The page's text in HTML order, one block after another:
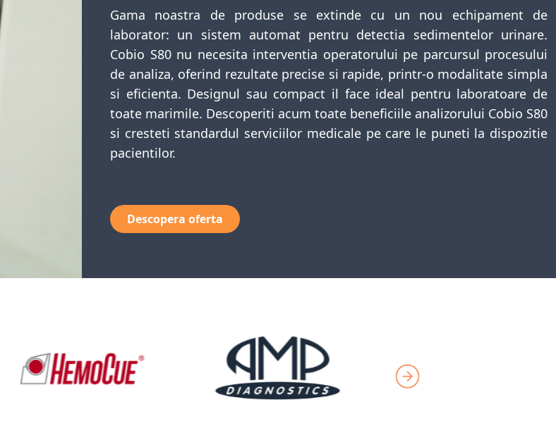
Gama noastra de produse se extinde cu un nou echipament de
laborator: un sistem automat pentru detectia sedimentelor urinare.
Cobio S80 nu necesita interventia operatorului pe parcursul procesului
de analiza, oferind rezultate precise si rapide, printr-o modalitate simpla
si eficienta. Designul sau compact il face ideal pentru laboratoare de
toate marimile. Descoperiti acum toate beneficiile analizorului Cobio S80
si cresteti standardul serviciilor medicale pe care le puneti la dispozitie
pacientilor.
Descopera oferta